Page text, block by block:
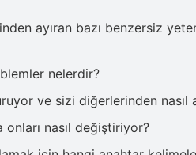
ayıran bazı benzersiz
nelerdir?
ve sizi diğerlerinden nasıl
nasıl değiştiriyor?